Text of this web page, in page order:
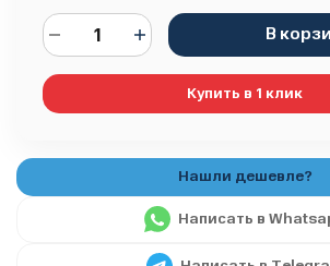
В
Купить в 1 клик
Написать в